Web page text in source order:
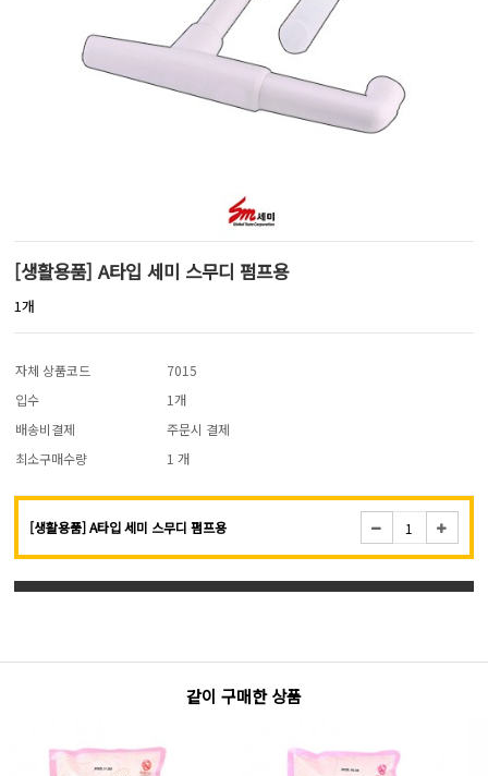
[생활용품] A타입 세미 스무디 펌프용
1개
자체 상품코드
7015
입수
1개
배송비결제
주문시 결제
최소구매수량
1 개
[생활용품] A타입 세미 스무디 펌프용
같이 구매한 상품